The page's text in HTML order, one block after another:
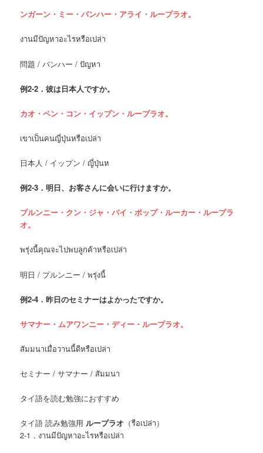
ンガーン・ミー・パンハー・アライ・ループラオ。
งานมีปัญหาอะไรหรือเปล่า
問題 / パンハー / ปัญหา
例2-2．彼は日本人ですか。
カオ・ペン・コン・イップン・ループラオ。
เขาเป็นคนญี่ปุ่นหรือเปล่า
日本人 / イップン / ญี่ปุ่นห
例2-3．明日、お客さんに会いに行けますか。
プルンニー・クン・ジャ・パイ・ポップ・ルーカー・ループラ
オ。
พรุ่งนี้คุณจะไปพบลูกค้าหรือเปล่า
明日 / プルンニー / พรุ่งนี้
例2-4．昨日のセミナーはよかったですか。
サマナー・ムアワンニー・ディー・ループラオ。
สัมมนาเมื่อวานนี้ดีหรือเปล่า
セミナー / サマナー / สัมมนา
タイ語を読む勉強におすすめ
タイ語 読み勉強用ループラオ （รือเปล่า）
2-1．งานมีปัญหาอะไรหรือเปล่า